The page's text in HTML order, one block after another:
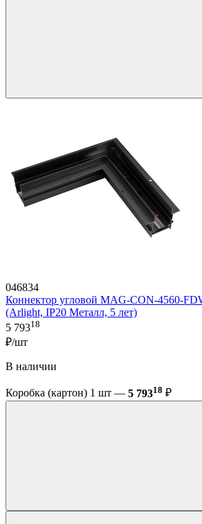
046834
Коннектор угловой MAG-CON-4560-
(Arlight, IP20 Металл, 5 лет)
5 79318
₽/шт
В наличии
Коробка (картон) 1 шт — 5 79318 ₽